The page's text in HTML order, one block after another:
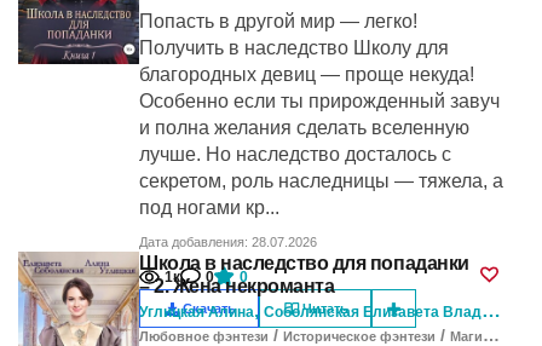
Попасть в другой мир — легко!
Получить в наследство Школу для
благородных девиц — проще некуда!
Особенно если ты прирожденный завуч
и полна желания сделать вселенную
лучше. Но наследство досталось с
секретом, роль наследницы — тяжела, а
под ногами кр...
Дата добавления: 28.07.2026
1к 0 0
Скачать Читать
Школа в наследство для попаданки
– 2. Жена некроманта
Углицкая Алина, Соболянская Елизавета Владимировна
Любовное фэнтези / Историческое фэнтези / Магический детектив